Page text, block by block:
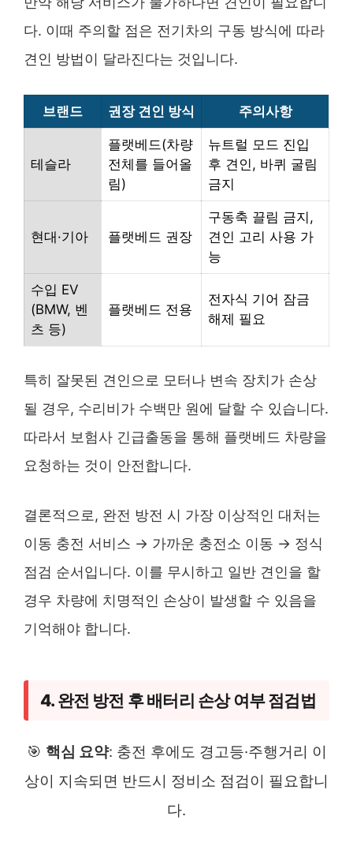
다. 이때 주의할 점은 전기차의 구동 방식에 따라
견인 방법이 달라진다는 것입니다.
브랜드 권장 견인 방식 주의사항
테슬라
플랫베드(차량
전체를 들어올
림)
뉴트럴 모드 진입
후 견인, 바퀴 굴림
금지
현대·기아 플랫베드 권장
구동축 끌림 금지,
견인 고리 사용 가
능
수입 EV
(BMW, 벤
츠 등)
플랫베드 전용
전자식 기어 잠금
해제 필요
특히 잘못된 견인으로 모터나 변속 장치가 손상
될 경우, 수리비가 수백만 원에 달할 수 있습니다.
따라서 보험사 긴급출동을 통해 플랫베드 차량을
요청하는 것이 안전합니다.
결론적으로, 완전 방전 시 가장 이상적인 대처는
이동 충전 서비스 → 가까운 충전소 이동 → 정식
점검 순서입니다. 이를 무시하고 일반 견인을 할
경우 차량에 치명적인 손상이 발생할 수 있음을
기억해야 합니다.
4. 완전 방전 후 배터리 손상 여부 점검법
🎯 핵심 요약: 충전 후에도 경고등·주행거리 이
상이 지속되면 반드시 정비소 점검이 필요합니
다.